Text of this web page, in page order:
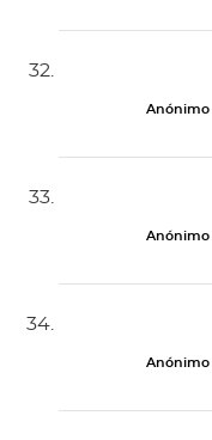
Anónimo
Anónimo
Anónimo